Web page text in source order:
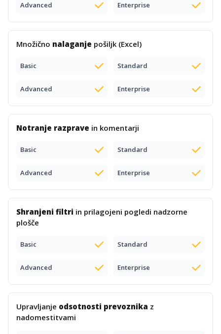
Advanced Enterprise
Množično nalaganje pošiljk (Excel)
Basic Standard
Advanced Enterprise
Notranje razprave in komentarji
Basic Standard
Advanced Enterprise
Shranjeni filtri in prilagojeni pogledi nadzorne
plošče
Basic Standard
Advanced Enterprise
Upravljanje odsotnosti prevoznika z
nadomestitvami